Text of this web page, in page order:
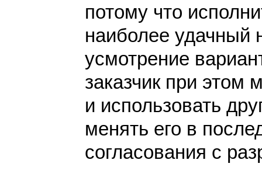
потому что
наиболее удачный
усмотрение
заказчик при этом
и использовать
менять его в
согласования с